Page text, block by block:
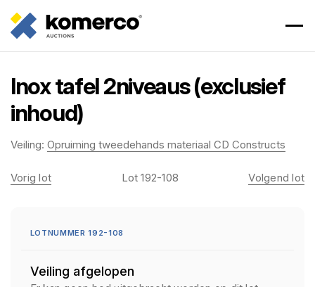
Inox tafel 2niveaus (exclusief
inhoud)
Veiling: Opruiming tweedehands materiaal CD Constructs
Vorig lot Lot 192-108 Volgend lot
LOTNUMMER 192-108
Veiling afgelopen